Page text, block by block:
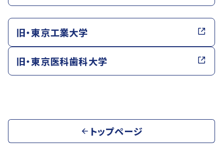
旧・東京工業大学
旧・東京医科歯科大学
トップページ